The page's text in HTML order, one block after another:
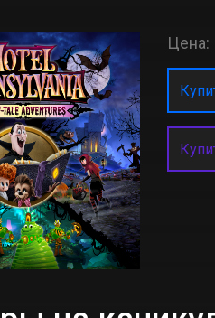
Цена: